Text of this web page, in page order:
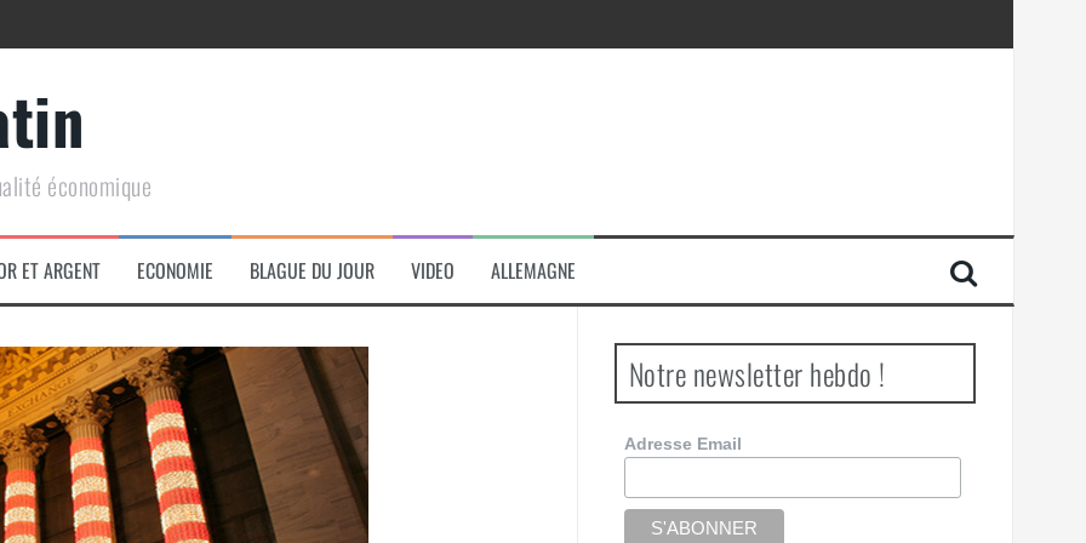
de conquête géopolitique massive
économique
ET ARGENT ECONOMIE BLAGUE DU JOUR VIDEO ALLEMAGNE
Notre newsletter hebdo !
Adresse Email